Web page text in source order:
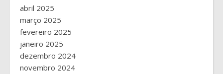
abril 2025
março 2025
fevereiro 2025
janeiro 2025
dezembro 2024
novembro 2024